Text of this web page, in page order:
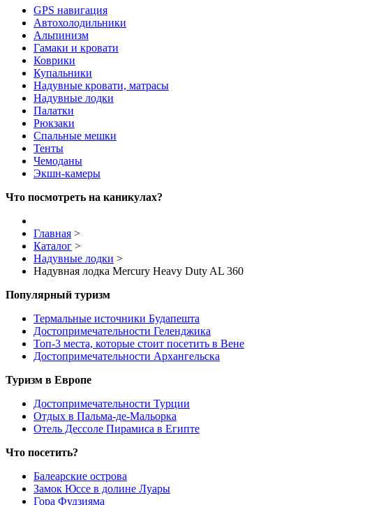
GPS навигация
Автохолодильники
Альпинизм
Гамаки и кровати
Коврики
Купальники
Надувные кровати, матрасы
Надувные лодки
Палатки
Рюкзаки
Спальные мешки
Тенты
Чемоданы
Экшн-камеры
Что посмотреть на каникулах?
Главная >
Каталог >
Надувные лодки >
Надувная лодка Mercury Heavy Duty AL 360
Популярный туризм
Термальные источники Будапешта
Достопримечательности Геленджика
Топ-3 места, которые стоит посетить в Вене
Достопримечательности Архангельска
Туризм в Европе
Достопримечательности Турции
Отдых в Пальма-де-Мальорка
Отель Дессоле Пирамиса в Египте
Что посетить?
Балеарские острова
Замок Юссе в долине Луары
Гора Фудзияма